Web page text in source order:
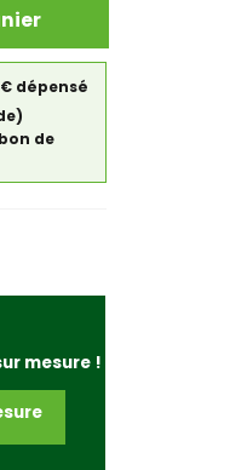
dépensé
de
mesure !